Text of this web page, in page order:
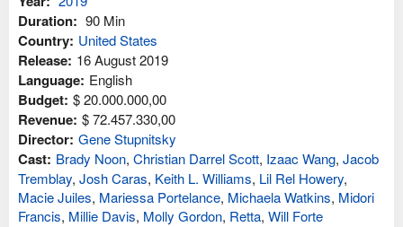
Duration: 90 Min
Country: United States
Release: 16 August 2019
Language: English
Budget: $ 20.000.000,00
Revenue: $ 72.457.330,00
Director: Gene Stupnitsky
Cast: Brady Noon, Christian Darrel Scott, Izaac Wang, Jacob
Tremblay, Josh Caras, Keith L. Williams, Lil Rel Howery,
Macie Juiles, Mariessa Portelance, Michaela Watkins, Midori
Francis, Millie Davis, Molly Gordon, Retta, Will Forte